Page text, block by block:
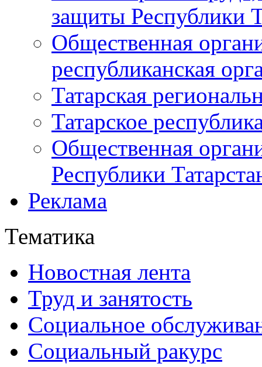
защиты Республики
Общественная
республиканская
Татарская
Татарское
Общественная
Республики
Реклама
Тематика
Новостная лента
Труд и занятость
Социальное
Социальный ракурс